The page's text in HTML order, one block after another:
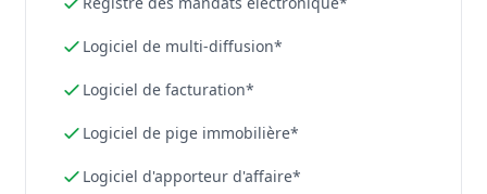
Logiciel de multi-diffusion*
Logiciel de facturation*
Logiciel de pige immobilière*
Logiciel d'apporteur d'affaire*